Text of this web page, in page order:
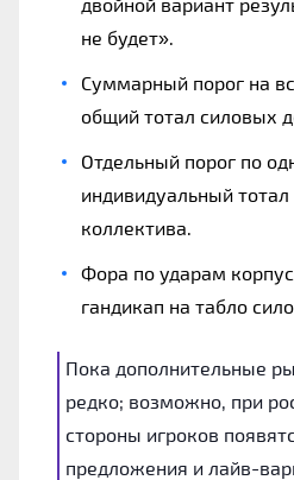
не будет».
Суммарный порог на
общий тотал силовых
Отдельный порог по
индивидуальный
коллектива.
Фора по ударам
гандикап на табло
Пока дополнительные
редко; возможно, при
стороны игроков
предложения и лайв-